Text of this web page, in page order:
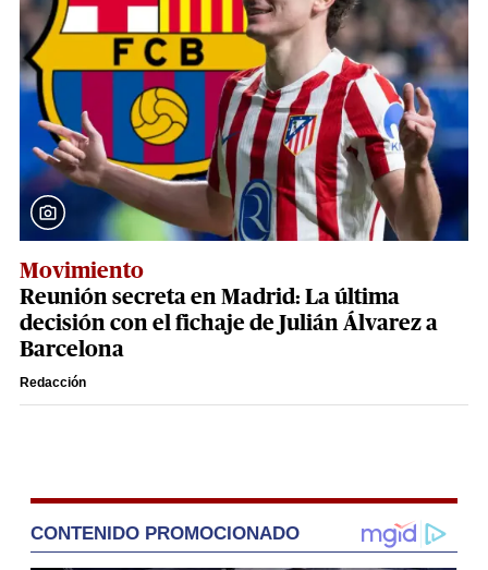
Movimiento
Reunión secreta en Madrid: La última
decisión con el fichaje de Julián Álvarez a
Barcelona
Redacción
CONTENIDO PROMOCIONADO